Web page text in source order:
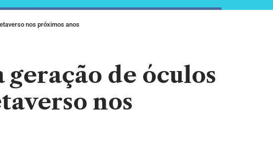
nos próximos anos
de óculos
nos